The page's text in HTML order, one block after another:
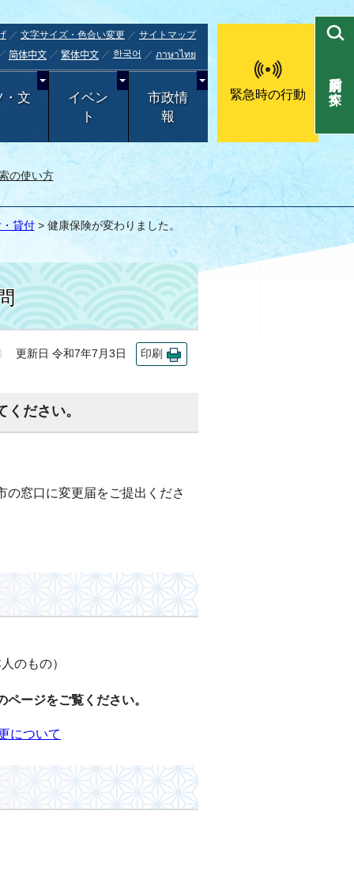
文字サイズ・色合い変更
サイトマップ
简体中文 繁体中文 한국어 ภาษาไทย
・文
イベン
ト
市政情
報
緊急時の行動
の使い方
目的別で探す
貸付> 健康保険が変わりました。
更新日 令和7年7月3日 印刷
ださい。
の窓口に変更届をご提出くださ
のもの）
ージをご覧ください。
について